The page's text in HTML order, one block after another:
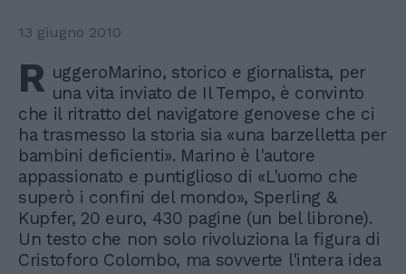
13 giugno 2010
R uggeroMarino, storico e giornalista, per
una vita inviato de Il Tempo, è convinto
che il ritratto del navigatore genovese che ci
ha trasmesso la storia sia «una barzelletta per
bambini deficienti». Marino è l'autore
appassionato e puntiglioso di «L'uomo che
superò i confini del mondo», Sperling &
Kupfer, 20 euro, 430 pagine (un bel librone).
Un testo che non solo rivoluziona la figura di
Cristoforo Colombo, ma sovverte l'intera idea